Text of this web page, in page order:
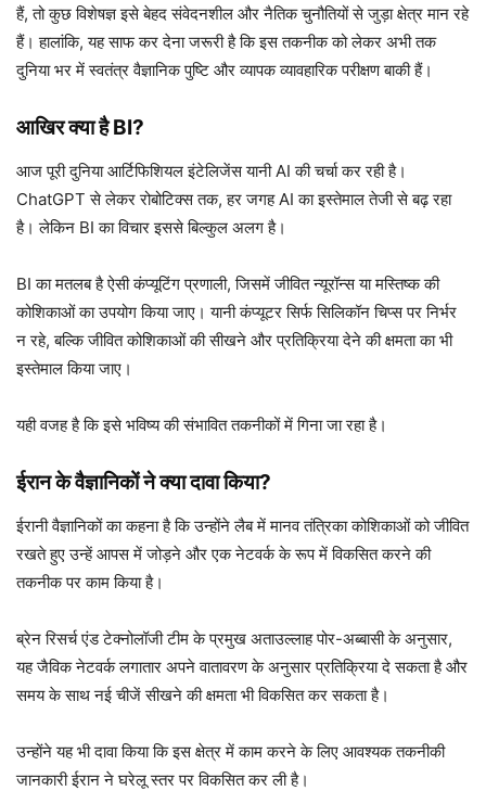
हैं, तो कुछ विशेषज्ञ इसे बेहद संवेदनशील और नैतिक चुनौतियों से जुड़ा क्षेत्र मान रहे
हैं। हालांकि, यह साफ कर देना जरूरी है कि इस तकनीक को लेकर अभी तक
दुनिया भर में स्वतंत्र वैज्ञानिक पुष्टि और व्यापक व्यावहारिक परीक्षण बाकी हैं।
आखिर क्या है BI?
आज पूरी दुनिया आर्टिफिशियल इंटेलिजेंस यानी AI की चर्चा कर रही है।
ChatGPT से लेकर रोबोटिक्स तक, हर जगह AI का इस्तेमाल तेजी से बढ़ रहा
है। लेकिन BI का विचार इससे बिल्कुल अलग है।
BI का मतलब है ऐसी कंप्यूटिंग प्रणाली, जिसमें जीवित न्यूरॉन्स या मस्तिष्क की
कोशिकाओं का उपयोग किया जाए। यानी कंप्यूटर सिर्फ सिलिकॉन चिप्स पर निर्भर
न रहे, बल्कि जीवित कोशिकाओं की सीखने और प्रतिक्रिया देने की क्षमता का भी
इस्तेमाल किया जाए।
यही वजह है कि इसे भविष्य की संभावित तकनीकों में गिना जा रहा है।
ईरान के वैज्ञानिकों ने क्या दावा किया?
ईरानी वैज्ञानिकों का कहना है कि उन्होंने लैब में मानव तंत्रिका कोशिकाओं को जीवित
रखते हुए उन्हें आपस में जोड़ने और एक नेटवर्क के रूप में विकसित करने की
तकनीक पर काम किया है।
ब्रेन रिसर्च एंड टेक्नोलॉजी टीम के प्रमुख अताउल्लाह पोर-अब्बासी के अनुसार,
यह जैविक नेटवर्क लगातार अपने वातावरण के अनुसार प्रतिक्रिया दे सकता है और
समय के साथ नई चीजें सीखने की क्षमता भी विकसित कर सकता है।
उन्होंने यह भी दावा किया कि इस क्षेत्र में काम करने के लिए आवश्यक तकनीकी
जानकारी ईरान ने घरेलू स्तर पर विकसित कर ली है।